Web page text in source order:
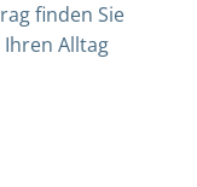
finden Sie
Alltag